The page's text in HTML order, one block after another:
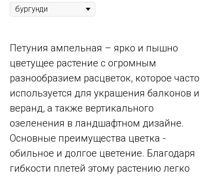
Петуния ампельная – ярко и пышно
цветущее растение с огромным
разнообразием расцветок, которое часто
используется для украшения балконов и
веранд, а также вертикального
озеленения в ландшафтном дизайне.
Основные преимущества цветка -
обильное и долгое цветение. Благодаря
гибкости плетей этому растению легко